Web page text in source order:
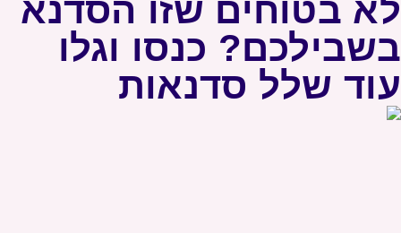
לא בטוחים שזו הסדנא
בשבילכם? כנסו וגלו
עוד שלל סדנאות